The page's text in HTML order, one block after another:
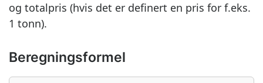
og totalpris (hvis det er definert en pris for f.eks.
1 tonn).
Beregningsformel